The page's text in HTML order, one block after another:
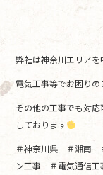
弊社は神奈川エリア
電気工事等でお困り
その他の工事でも対
しております
＃神奈川県 ＃湘南
ン工事 ＃電気通信